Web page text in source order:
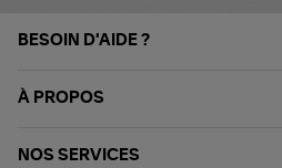
BESOIN D'AIDE ?
À PROPOS
NOS SERVICES